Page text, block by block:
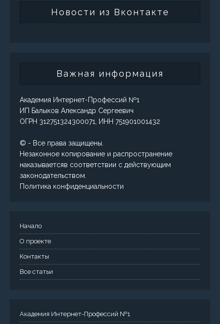
Новости из Вконтакте
Важная информация
Академия Интернет-Профессий №1
ИП Балыков Александр Сергеевич
ОГРН 312751324300071, ИНН 751901001432
© - Все права защищены.
Незаконное копирование и распространение
наказываетсяв соответствии с действующим
законодательством.
Политика конфиденциальности
Начало
О проекте
Контакты
Все статьи
Академия Интернет-Профессий №1